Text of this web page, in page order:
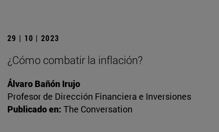
29 | 10 | 2023
¿Cómo combatir la inflación?
Álvaro Bañón Irujo
Profesor de Dirección Financiera e Inversiones
Publicado en: The Conversation